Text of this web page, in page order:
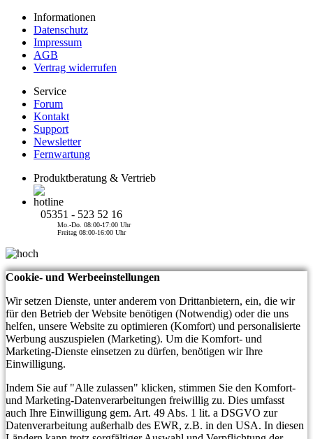
Informationen
Datenschutz
Impressum
AGB
Vertrag widerrufen
Service
Forum
Kontakt
Support
Newsletter
Fernwartung
Produktberatung & Vertrieb
05351 - 523 52 16
Mo.-Do. 08:00-17:00 Uhr
Freitag 08:00-16:00 Uhr
Cookie- und Werbeeinstellungen
Wir setzen Dienste, unter anderem von Drittanbietern, ein, die wir
für den Betrieb der Website benötigen (Notwendig) oder die uns
helfen, unsere Website zu optimieren (Komfort) und personalisierte
Werbung auszuspielen (Marketing). Um die Komfort- und
Marketing-Dienste einsetzen zu dürfen, benötigen wir Ihre
Einwilligung.
Indem Sie auf "Alle zulassen" klicken, stimmen Sie den Komfort-
und Marketing-Datenverarbeitungen freiwillig zu. Dies umfasst
auch Ihre Einwilligung gem. Art. 49 Abs. 1 lit. a DSGVO zur
Datenverarbeitung außerhalb des EWR, z.B. in den USA. In diesen